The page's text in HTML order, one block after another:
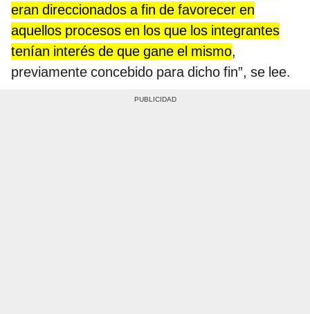
eran direccionados a fin de favorecer en
aquellos procesos en los que los integrantes
tenían interés de que gane el mismo,
previamente concebido para dicho fin”, se lee.